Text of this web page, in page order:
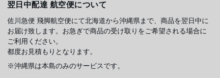
翌日中配達 航空便について
佐川急便 飛脚航空便にて北海道から沖縄県まで、商品を翌日中に
お届け致します。お急ぎで商品の受け取りをご希望される場合に
ご利用ください。
都度お見積もりとなります。
※沖縄県は本島のみのサービスです。